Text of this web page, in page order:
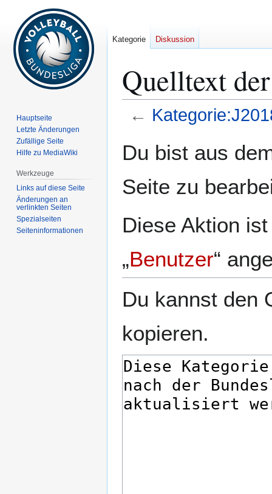
Quelltext
←
Navigation
Suche
Du bist aus
Seite zu
Diese Aktion
„Benutzer“
Du kannst den
kopieren.
Kategorie Diskussion
Hauptseite
Letzte Änderungen
Zufällige Seite
Hilfe zu MediaWiki
Werkzeuge
Links auf diese Seite
Änderungen an
verlinkten Seiten
Spezialseiten
Seiten­­informationen